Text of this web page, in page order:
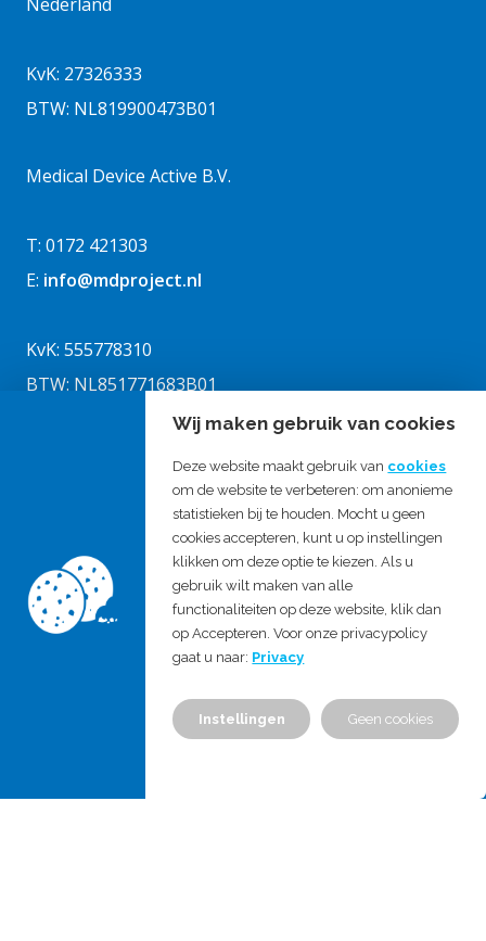
KvK: 27326333
BTW: NL819900473B01
Medical Device Active B.V.
T: 0172 421303
E: info@mdproject.nl
KvK: 555778310
BTW: NL851771683B01
Diensten en expertises
Over ons
Vacatures
Nieuws
Footer kolom 4 /
Wij maken gebruik van cookies
Deze website maakt gebruik van cookies
om de website te verbeteren: om anonieme
statistieken bij te houden. Mocht u geen
cookies accepteren, kunt u op instellingen
klikken om deze optie te kiezen. Als u
gebruik wilt maken van alle
functionaliteiten op deze website, klik dan
op Accepteren. Voor onze privacypolicy
gaat u naar: Privacy
Instellingen Geen cookies